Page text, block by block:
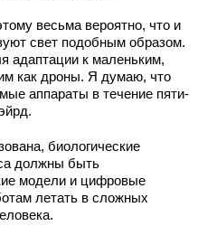
весьма вероятно, что и
свет подобным образом.
адаптации к маленьким,
как дроны. Я думаю, что
аппараты в течение пяти-
биологические
должны быть
модели и цифровые
летать в сложных